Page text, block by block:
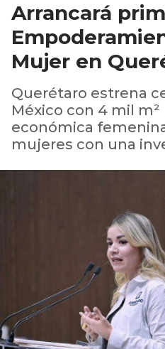
Arrancará
Mujer en
Querétaro estrena
México con 4 mil
económica
mujeres con una